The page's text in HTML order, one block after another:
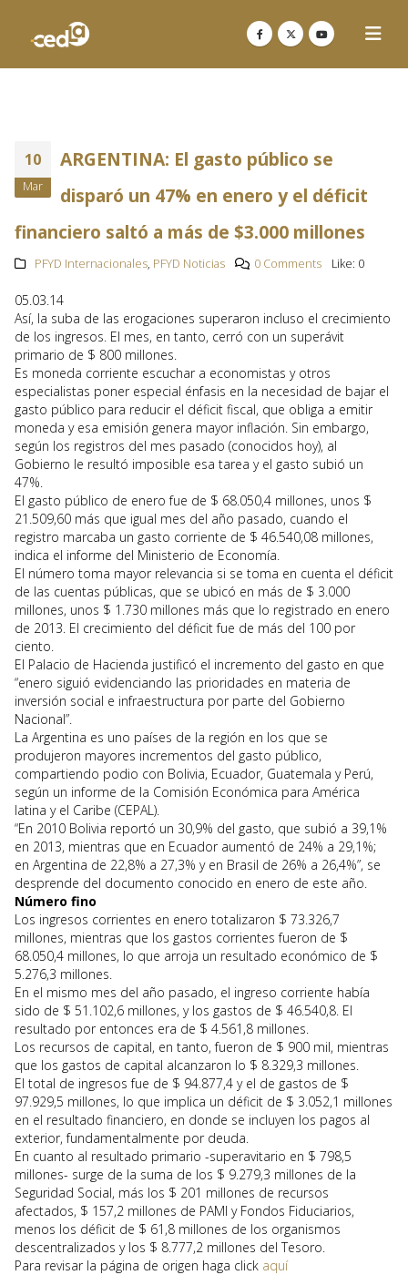
10
Mar
ARGENTINA: El gasto público se
disparó un 47% en enero y el déficit
financiero saltó a más de $3.000 millones
PFYD Internacionales, PFYD Noticias 0 Comments Like: 0
05.03.14
Así, la suba de las erogaciones superaron incluso el crecimiento
de los ingresos. El mes, en tanto, cerró con un superávit
primario de $ 800 millones.
Es moneda corriente escuchar a economistas y otros
especialistas poner especial énfasis en la necesidad de bajar el
gasto público para reducir el déficit fiscal, que obliga a emitir
moneda y esa emisión genera mayor inflación. Sin embargo,
según los registros del mes pasado (conocidos hoy), al
Gobierno le resultó imposible esa tarea y el gasto subió un
47%.
El gasto público de enero fue de $ 68.050,4 millones, unos $
21.509,60 más que igual mes del año pasado, cuando el
registro marcaba un gasto corriente de $ 46.540,08 millones,
indica el informe del Ministerio de Economía.
El número toma mayor relevancia si se toma en cuenta el déficit
de las cuentas públicas, que se ubicó en más de $ 3.000
millones, unos $ 1.730 millones más que lo registrado en enero
de 2013. El crecimiento del déficit fue de más del 100 por
ciento.
El Palacio de Hacienda justificó el incremento del gasto en que
“enero siguió evidenciando las prioridades en materia de
inversión social e infraestructura por parte del Gobierno
Nacional”.
La Argentina es uno países de la región en los que se
produjeron mayores incrementos del gasto público,
compartiendo podio con Bolivia, Ecuador, Guatemala y Perú,
según un informe de la Comisión Económica para América
latina y el Caribe (CEPAL).
“En 2010 Bolivia reportó un 30,9% del gasto, que subió a 39,1%
en 2013, mientras que en Ecuador aumentó de 24% a 29,1%;
en Argentina de 22,8% a 27,3% y en Brasil de 26% a 26,4%”, se
desprende del documento conocido en enero de este año.
Número fino
Los ingresos corrientes en enero totalizaron $ 73.326,7
millones, mientras que los gastos corrientes fueron de $
68.050,4 millones, lo que arroja un resultado económico de $
5.276,3 millones.
En el mismo mes del año pasado, el ingreso corriente había
sido de $ 51.102,6 millones, y los gastos de $ 46.540,8. El
resultado por entonces era de $ 4.561,8 millones.
Los recursos de capital, en tanto, fueron de $ 900 mil, mientras
que los gastos de capital alcanzaron lo $ 8.329,3 millones.
El total de ingresos fue de $ 94.877,4 y el de gastos de $
97.929,5 millones, lo que implica un déficit de $ 3.052,1 millones
en el resultado financiero, en donde se incluyen los pagos al
exterior, fundamentalmente por deuda.
En cuanto al resultado primario -superavitario en $ 798,5
millones- surge de la suma de los $ 9.279,3 millones de la
Seguridad Social, más los $ 201 millones de recursos
afectados, $ 157,2 millones de PAMI y Fondos Fiduciarios,
menos los déficit de $ 61,8 millones de los organismos
descentralizados y los $ 8.777,2 millones del Tesoro.
Para revisar la página de origen haga click aquí